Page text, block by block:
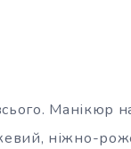
Манікюр
ніжно-